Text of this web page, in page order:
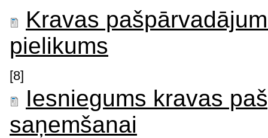
Kravas
pielikums
[8]
Iesniegums kravas
saņemšanai